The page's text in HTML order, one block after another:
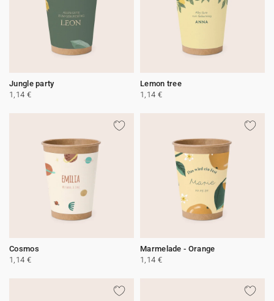
Jungle party
1,14 €
Lemon tree
1,14 €
Cosmos
1,14 €
Marmelade - Orange
1,14 €